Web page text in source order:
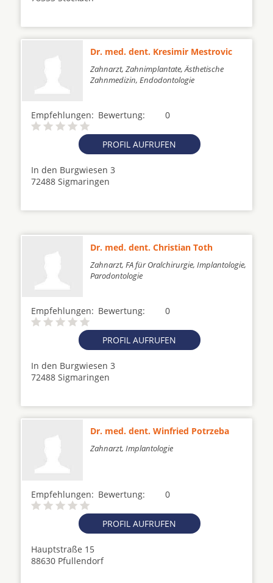
Dr. med. dent. Kresimir Mestrovic
Zahnarzt, Zahnimplantate, Ästhetische
Zahnmedizin, Endodontologie
Empfehlungen: 0
Bewertung:
PROFIL AUFRUFEN
In den Burgwiesen 3
72488 Sigmaringen
Dr. med. dent. Christian Toth
Zahnarzt, FA für Oralchirurgie, Implantologie,
Parodontologie
Empfehlungen: 0
Bewertung:
PROFIL AUFRUFEN
In den Burgwiesen 3
72488 Sigmaringen
Dr. med. dent. Winfried Potrzeba
Zahnarzt, Implantologie
Empfehlungen: 0
Bewertung:
PROFIL AUFRUFEN
Hauptstraße 15
88630 Pfullendorf